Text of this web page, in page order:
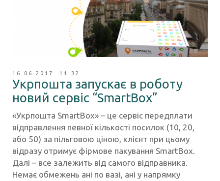
16.06.2017 11:32
Укрпошта запускає в роботу
новий сервіс “SmartBox”
«Укрпошта SmartBox» – це сервіс передплати
відправлення певної кількості посилок (10, 20,
або 50) за пільговою ціною, клієнт при цьому
відразу отримує фірмове пакування SmartBox.
Далі – все залежить від самого відправника.
Немає обмежень ані по вазі, ані у напрямку